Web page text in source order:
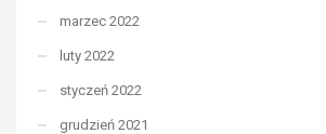
marzec 2022
luty 2022
styczeń 2022
grudzień 2021